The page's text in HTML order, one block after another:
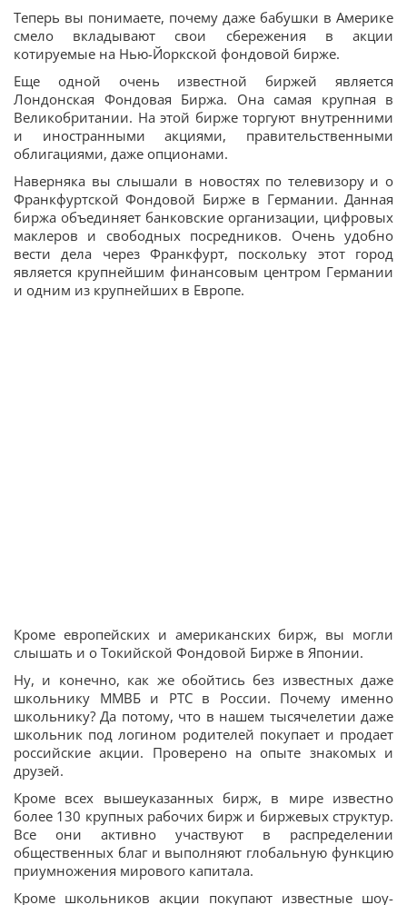
Теперь вы понимаете, почему даже бабушки в Америке
смело вкладывают свои сбережения в акции
котируемые на Нью-Йоркской фондовой бирже.
Еще одной очень известной биржей является
Лондонская Фондовая Биржа. Она самая крупная в
Великобритании. На этой бирже торгуют внутренними
и иностранными акциями, правительственными
облигациями, даже опционами.
Наверняка вы слышали в новостях по телевизору и о
Франкфуртской Фондовой Бирже в Германии. Данная
биржа объединяет банковские организации, цифровых
маклеров и свободных посредников. Очень удобно
вести дела через Франкфурт, поскольку этот город
является крупнейшим финансовым центром Германии
и одним из крупнейших в Европе.
Кроме европейских и американских бирж, вы могли
слышать и о Токийской Фондовой Бирже в Японии.
Ну, и конечно, как же обойтись без известных даже
школьнику ММВБ и РТС в России. Почему именно
школьнику? Да потому, что в нашем тысячелетии даже
школьник под логином родителей покупает и продает
российские акции. Проверено на опыте знакомых и
друзей.
Кроме всех вышеуказанных бирж, в мире известно
более 130 крупных рабочих бирж и биржевых структур.
Все они активно участвуют в распределении
общественных благ и выполняют глобальную функцию
приумножения мирового капитала.
Кроме школьников акции покупают известные шоу-